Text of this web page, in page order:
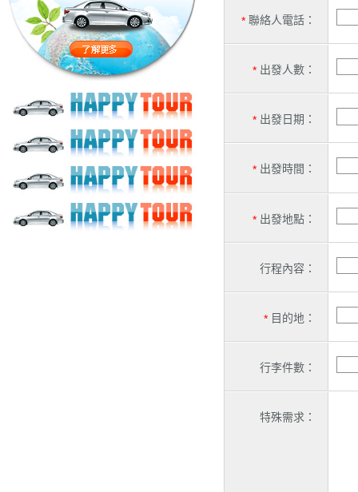
* 聯絡人電話：
* 出發人數：
* 出發日期：
* 出發時間：
* 出發地點：
行程內容：
* 目的地：
行李件數：
特殊需求：